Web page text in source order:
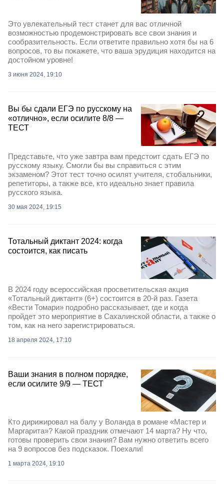
Это увлекательный тест станет для вас отличной
возможностью продемонстрировать все свои знания и
сообразительность. Если ответите правильно хотя бы на 6
вопросов, то вы покажете, что ваша эрудиция находится на
достойном уровне!
3 июня 2024, 19:10
Вы бы сдали ЕГЭ по русскому на
«отлично», если осилите 8/8 —
ТЕСТ
Представьте, что уже завтра вам предстоит сдать ЕГЭ по
русскому языку. Смогли бы вы справиться с этим
экзаменом? Этот тест точно осилят учителя, стобальники,
репетиторы, а также все, кто идеально знает правила
русского языка.
30 мая 2024, 19:15
Тотальный диктант 2024: когда
состоится, как писать
В 2024 году всероссийская просветительская акция
«Тотальный диктант» (6+) состоится в 20-й раз. Газета
«Вести Томари» подробно рассказывает, где и когда
пройдет это мероприятие в Сахалинской области, а также о
том, как на него зарегистрироваться.
18 апреля 2024, 17:10
Ваши знания в полном порядке,
если осилите 9/9 — ТЕСТ
Кто дирижировал на балу у Воланда в романе «Мастер и
Маргарита»? Какой праздник отмечают 14 марта? Ну что,
готовы проверить свои знания? Вам нужно ответить всего
на 9 вопросов без подсказок. Поехали!
1 марта 2024, 19:10